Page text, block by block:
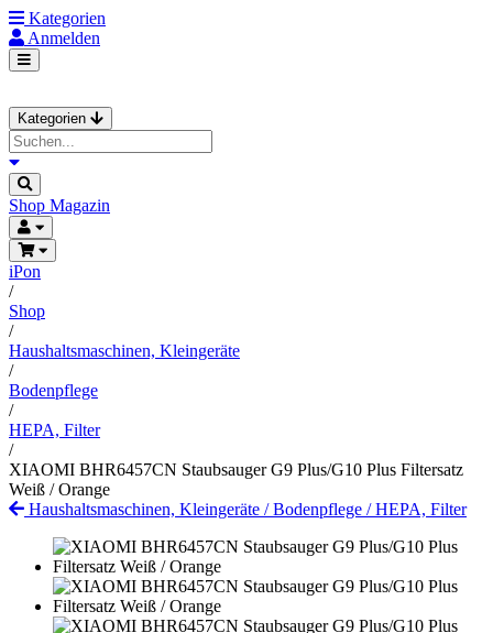
Kategorien
Anmelden
Kategorien
Shop Magazin
iPon
/
Shop
/
Haushaltsmaschinen, Kleingeräte
/
Bodenpflege
/
HEPA, Filter
/
XIAOMI BHR6457CN Staubsauger G9 Plus/G10 Plus Filtersatz
Weiß / Orange
Haushaltsmaschinen, Kleingeräte /Bodenpflege /HEPA, Filter